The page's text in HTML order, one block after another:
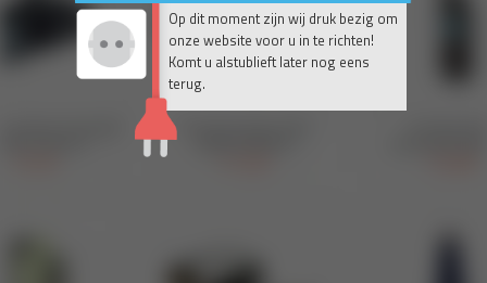
Op dit moment zijn wij druk bezig om
onze website voor u in te richten!
Komt u alstublieft later nog eens
terug.